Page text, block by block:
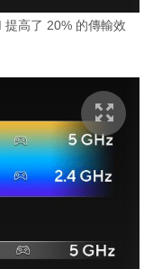
高了 20% 的傳輸效